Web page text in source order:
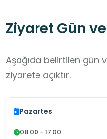
Ziyaret Gün
Aşağıda belirtilen gün
ziyarete açıktır.
Pazartesi
08:00 - 17:00